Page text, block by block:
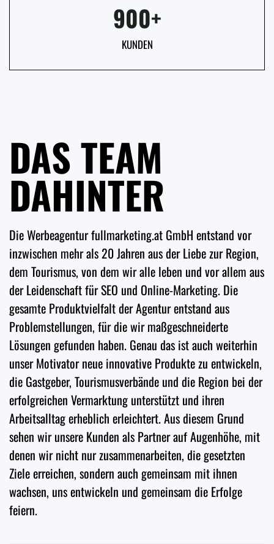
900+
KUNDEN
DAS TEAM
DAHINTER
Die Werbeagentur fullmarketing.at GmbH entstand vor
inzwischen mehr als 20 Jahren aus der Liebe zur Region,
dem Tourismus, von dem wir alle leben und vor allem aus
der Leidenschaft für SEO und Online-Marketing. Die
gesamte Produktvielfalt der Agentur entstand aus
Problemstellungen, für die wir maßgeschneiderte
Lösungen gefunden haben. Genau das ist auch weiterhin
unser Motivator neue innovative Produkte zu entwickeln,
die Gastgeber, Tourismusverbände und die Region bei der
erfolgreichen Vermarktung unterstützt und ihren
Arbeitsalltag erheblich erleichtert. Aus diesem Grund
sehen wir unsere Kunden als Partner auf Augenhöhe, mit
denen wir nicht nur zusammenarbeiten, die gesetzten
Ziele erreichen, sondern auch gemeinsam mit ihnen
wachsen, uns entwickeln und gemeinsam die Erfolge
feiern.